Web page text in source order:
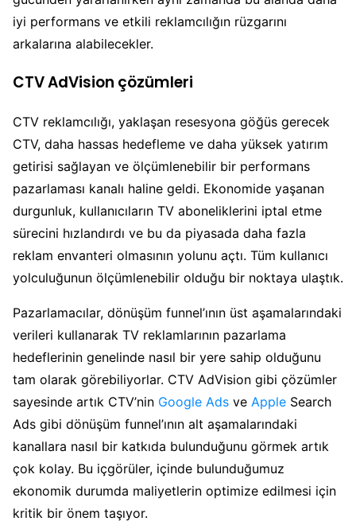
iyi performans ve etkili reklamcılığın rüzgarını
arkalarına alabilecekler.
CTV AdVision çözümleri
CTV reklamcılığı, yaklaşan resesyona göğüs gerecek
CTV, daha hassas hedefleme ve daha yüksek yatırım
getirisi sağlayan ve ölçümlenebilir bir performans
pazarlaması kanalı haline geldi. Ekonomide yaşanan
durgunluk, kullanıcıların TV aboneliklerini iptal etme
sürecini hızlandırdı ve bu da piyasada daha fazla
reklam envanteri olmasının yolunu açtı. Tüm kullanıcı
yolculuğunun ölçümlenebilir olduğu bir noktaya ulaştık.
Pazarlamacılar, dönüşüm funnel’ının üst aşamalarındaki
verileri kullanarak TV reklamlarının pazarlama
hedeflerinin genelinde nasıl bir yere sahip olduğunu
tam olarak görebiliyorlar. CTV AdVision gibi çözümler
sayesinde artık CTV’nin Google Ads ve Apple Search
Ads gibi dönüşüm funnel’ının alt aşamalarındaki
kanallara nasıl bir katkıda bulunduğunu görmek artık
çok kolay. Bu içgörüler, içinde bulunduğumuz
ekonomik durumda maliyetlerin optimize edilmesi için
kritik bir önem taşıyor.